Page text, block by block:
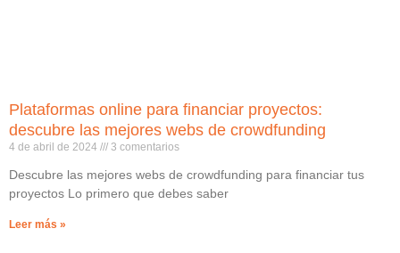
Plataformas online para financiar proyectos:
descubre las mejores webs de crowdfunding
4 de abril de 2024 3 comentarios
Descubre las mejores webs de crowdfunding para financiar tus
proyectos Lo primero que debes saber
Leer más »